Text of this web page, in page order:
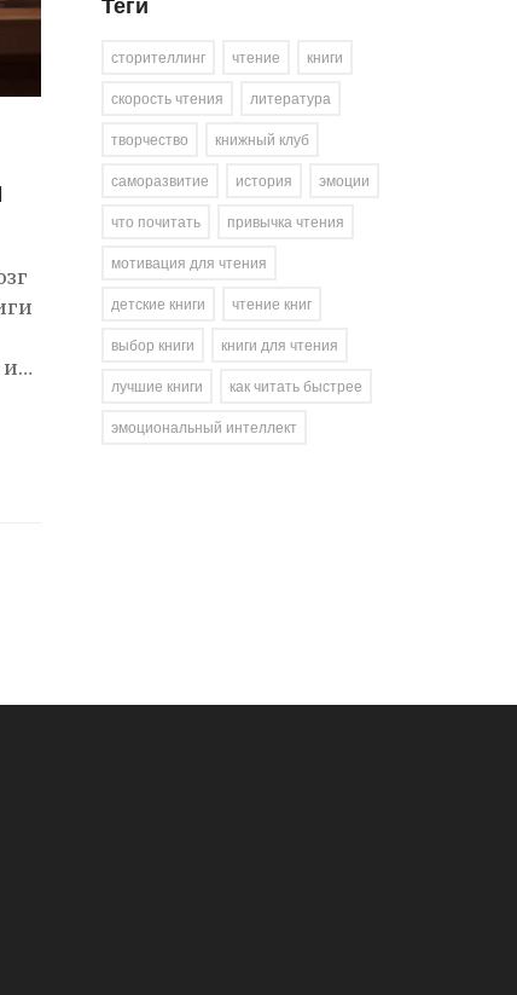
и
сторителлинг чтение
книги
скорость чтения
литература
творчество
книжный клуб
саморазвитие
история
эмоции
что почитать
привычка чтения
мотивация для чтения
детские книги
чтение книг
выбор книги
книги для чтения
лучшие книги
как читать быстрее
эмоциональный интеллект